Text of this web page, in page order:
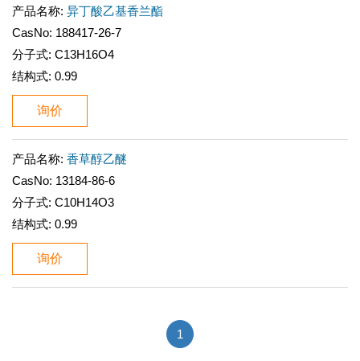
产品名称: 异丁酸乙基香兰酯
CasNo: 188417-26-7
分子式: C13H16O4
结构式: 0.99
询价
产品名称: 香草醇乙醚
CasNo: 13184-86-6
分子式: C10H14O3
结构式: 0.99
询价
1